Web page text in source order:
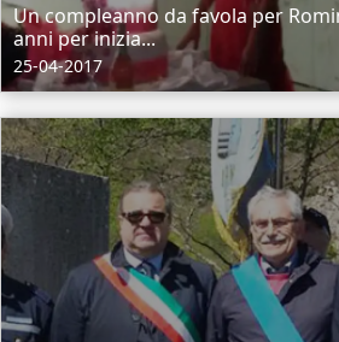
Un compleanno da favola per
anni per inizia...
25-04-2017